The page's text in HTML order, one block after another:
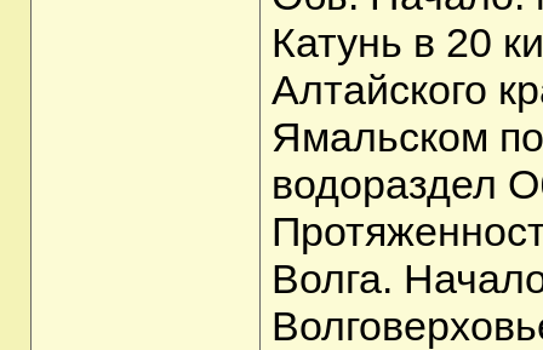
Катунь в 20
Алтайского
Ямальском
водораздел
Волга.